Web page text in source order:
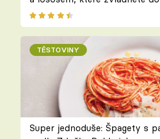
TĚSTOVINY
Super jednoduše: Špagety s